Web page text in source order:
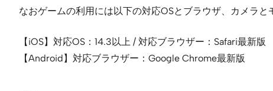
なおゲームの利用には以下の対応OSとブラウザ、カメラと
【iOS】対応OS：14.3以上 / 対応ブラウザー：Safari最新版
【Android】対応ブラウザー：Google Chrome最新版